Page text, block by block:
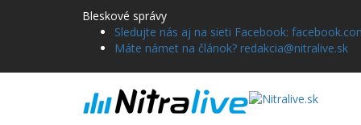
Bleskové správy
Sledujte nás aj na sieti Facebook:
Máte námet na článok? redakcia@nitralive.sk